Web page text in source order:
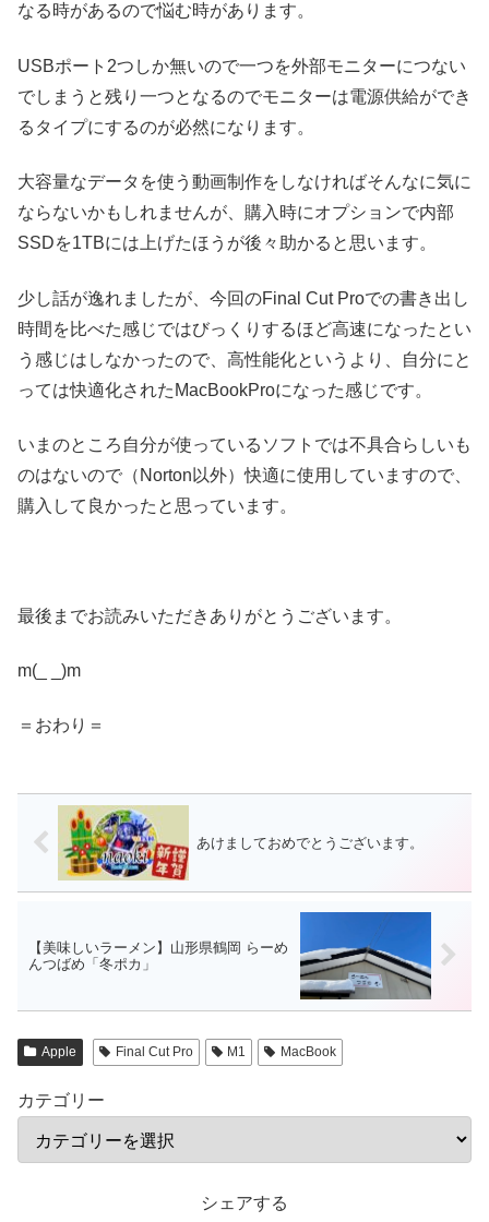
なる時があるので悩む時があります。
USBポート2つしか無いので一つを外部モニターにつない
でしまうと残り一つとなるのでモニターは電源供給ができ
るタイプにするのが必然になります。
大容量なデータを使う動画制作をしなければそんなに気に
ならないかもしれませんが、購入時にオプションで内部
SSDを1TBには上げたほうが後々助かると思います。
少し話が逸れましたが、今回のFinal Cut Proでの書き出し
時間を比べた感じではびっくりするほど高速になったとい
う感じはしなかったので、高性能化というより、自分にと
っては快適化されたMacBookProになった感じです。
いまのところ自分が使っているソフトでは不具合らしいも
のはないので（Norton以外）快適に使用していますので、
購入して良かったと思っています。
最後までお読みいただきありがとうございます。
m(_ _)m
＝おわり＝
あけましておめでとうございます。
【美味しいラーメン】山形県鶴岡 らーめ
んつばめ「冬ポカ」
Apple Final Cut Pro M1 MacBook
カテゴリー
シェアする